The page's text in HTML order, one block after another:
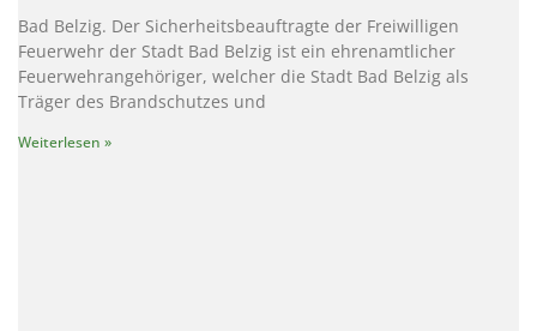
Bad Belzig. Der Sicherheitsbeauftragte der Freiwilligen
Feuerwehr der Stadt Bad Belzig ist ein ehrenamtlicher
Feuerwehrangehöriger, welcher die Stadt Bad Belzig als
Träger des Brandschutzes und
Weiterlesen »